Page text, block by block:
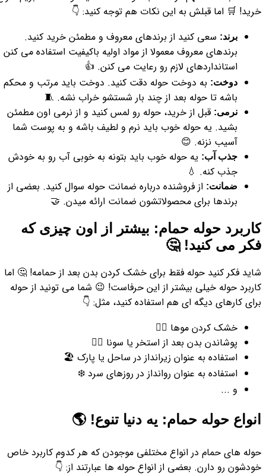
خرید! 🛒 اما قبلش به این نکات هم توجه کنید: 👇
برند: سعی کنید از برندهای معروف و مطمئن خرید کنید.
برندهای معروف معمولا از مواد اولیه باکیفیت استفاده می
استانداردهای لازم رو رعایت می کنن. 👍
دوخت: به دوخت حوله دقت کنید. دوخت باید مرتب و محکم
باشه تا حوله بعد از چند بار شستشو خراب نشه. 🧵
نرمی: قبل از خرید، حوله رو لمس کنید و از نرمی اون مطمئن
بشید. یه حوله خوب باید نرم و لطیف باشه و به پوست شما
آسیب نزنه. 😊
جذب آب: یه حوله خوب باید بتونه به خوبی آب رو به خودش
جذب کنه. 💧
ضمانت: از فروشنده درباره ضمانت حوله سوال کنید. بعضی از
برندها برای محصولاتشون ضمانت ارائه میدن. 🤝
کاربرد حوله حمام: بیشتر از اون چیزی که
فکر می کنید! 🤔
شاید فکر کنید حوله فقط برای خشک کردن بدن بعد از حمامه! 🤔 اما
کاربرد حوله خیلی بیشتر از این حرفاست! 😉 شما می تونید از حوله
برای کارهای دیگه ای هم استفاده کنید، مثل: 👇
خشک کردن موها 💁‍♀️
پوشاندن بدن بعد از استخر یا سونا 🏊‍♀️
استفاده به عنوان زیرانداز در ساحل یا پارک 🏖️
استفاده به عنوان روانداز در روزهای سرد ❄️
و ...
انواع حوله حمام: یه دنیا تنوع! 🌎
حوله های حمام در انواع مختلفی موجودن که هر کدوم کاربرد خاص
خودشون رو دارن. بعضی از انواع حوله ها عبارتند از: 👇